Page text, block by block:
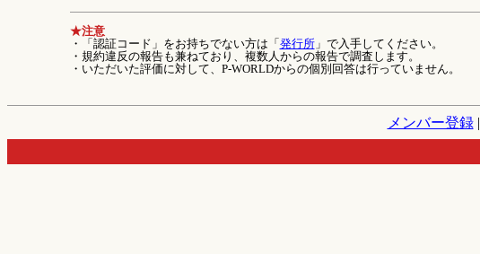
★注意
・「認証コード」をお持ちでない方は「 発行所」で入手してください。
・規約違反の報告も兼ねており、複数人からの報告で調査します。
・いただいた評価に対して、P-WORLDからの個別回答は行っていません。
メンバー登録|